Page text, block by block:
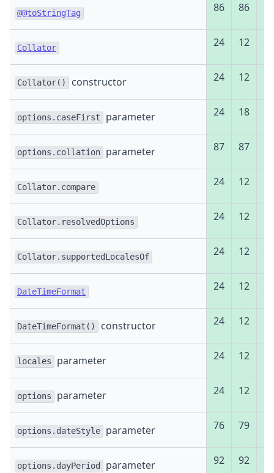
@@toStringTag 86 86 83
Collator 24 12 29
Collator() constructor 24 12 29
options.caseFirst parameter 24 18
options.collation parameter 87 87 85
Collator.compare 24 12 29
Collator.resolvedOptions 24 12 29
Collator.supportedLocalesOf 24 12 29
DateTimeFormat 24 12 29
DateTimeFormat() constructor 24 12 29
locales parameter 24 12 29
options parameter 24 12 29
options.dateStyle parameter 76 79 79
options.dayPeriod parameter 92 92 90